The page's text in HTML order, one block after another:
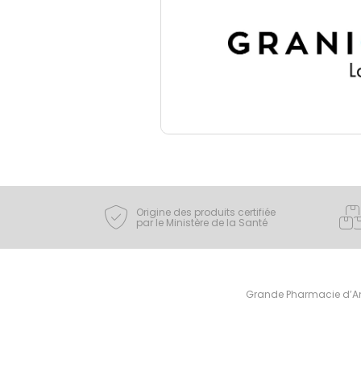
Origine des produits certifiée
par le Ministère de la Santé
Grande Pharmacie